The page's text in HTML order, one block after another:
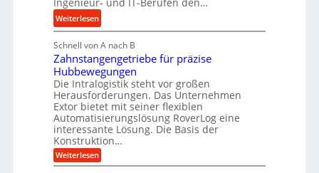
u
l
i
m
V
e
r
g
l
e
e
b
i
g
e
K
u
g
e
l
g
e
w
e
i
g
r
t
U
m
s
a
t
z
Weiterlesen:
M
e
h
r
A
r
b
e
i
t
s
Schnell von A nach B
Zahnstangengetriebe für präzise
Hubbewegungen
Die Intralogistik steht vor großen
Herausforderungen. Das Unternehmen
Extor bietet mit seiner flexiblen
Automatisierungslösung RoverLog eine
interessante Lösung. Die Basis der
Konstruktion…
Weiterlesen:
Z